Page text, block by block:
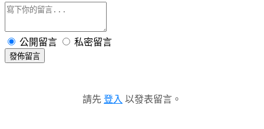
公開留言 私密留言
發佈留言
請先 登入 以發表留言。